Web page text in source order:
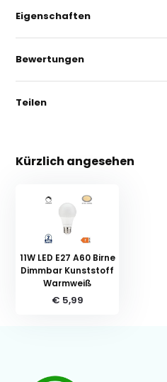
Eigenschaften
Bewertungen
Teilen
Kürzlich angesehen
11W LED E27 A60 Birne
Dimmbar Kunststoff
Warmweiß
€ 5,99